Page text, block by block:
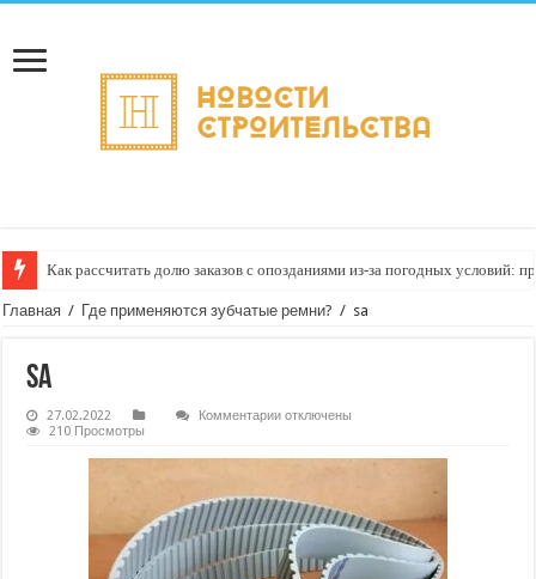
Как рассчитать долю заказов с опозданиями из‑за погодных условий:
Главная / Где применяются зубчатые ремни? / sa
sa
27.02.2022 Комментариикотключены
210 Просмотры